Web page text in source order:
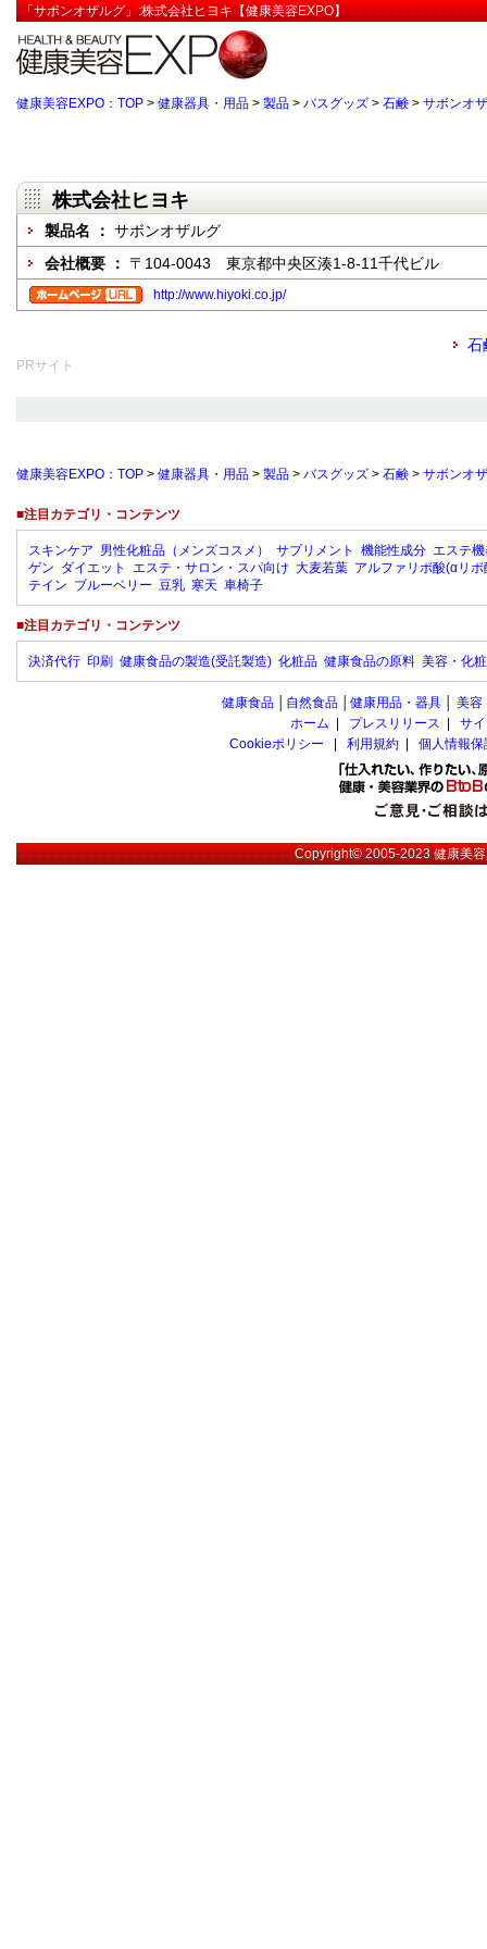
「サボンオザルグ」:株式会社ヒヨキ【健康美容EXPO】
健康美容EXPO：TOP > 健康器具・用品 > 製品 > バスグッズ > 石鹸 > サボンオ
株式会社ヒヨキ
製品名 ： サボンオザルグ
会社概要 ： 〒104-0043 東京都中央区湊1-8-11千代ビル
http://www.hiyoki.co.jp/
石
PRサイト
健康美容EXPO：TOP > 健康器具・用品 > 製品 > バスグッズ > 石鹸 > サボンオ
■注目カテゴリ・コンテンツ
スキンケア 男性化粧品（メンズコスメ） サプリメント 機能性成分 エステ
ゲン ダイエット エステ・サロン・スパ向け 大麦若葉 アルファリポ酸(αリポ
テイン ブルーベリー 豆乳 寒天 車椅子
■注目カテゴリ・コンテンツ
決済代行 印刷 健康食品の製造(受託製造) 化粧品 健康食品の原料 美容・化
健康食品 自然食品 健康用品・器具 美容
ホーム
プレスリリース
サ
Cookieポリシー
利用規約 個人情報
Copyright© 2005-2023健康美